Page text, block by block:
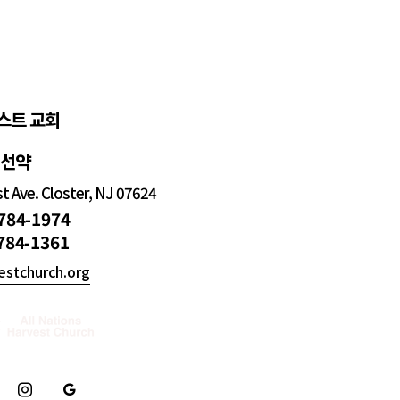
트 교회
약
Ave. Closter, NJ 07624
1974
1361